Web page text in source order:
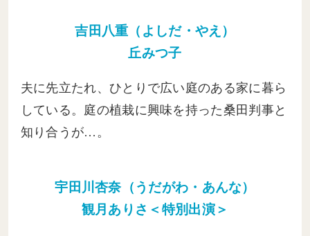
吉田八重（よしだ・やえ）
丘みつ子
夫に先立たれ、ひとりで広い庭のある家に暮ら
している。庭の植栽に興味を持った桑田判事と
知り合うが…。
宇田川杏奈（うだがわ・あんな）
観月ありさ＜特別出演＞